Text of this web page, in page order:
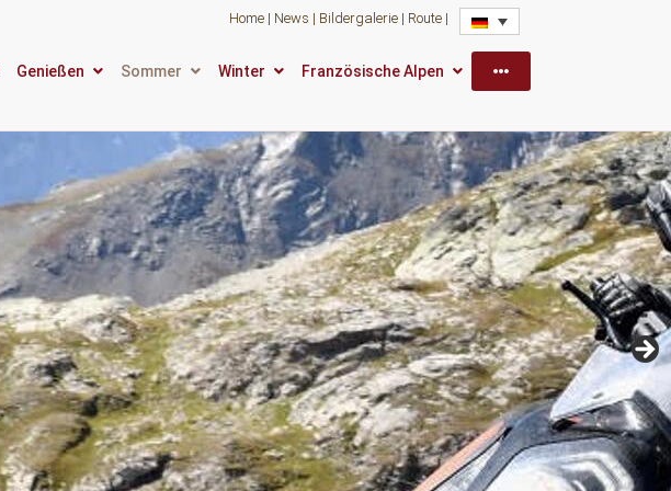
Home News Bildergalerie Route
Genießen Sommer Winter Französische Alpen More